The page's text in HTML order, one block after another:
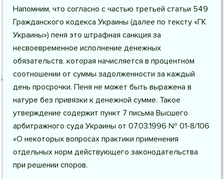
Напомним, что согласно с частью третьей статьи 549
Гражданского кодекса Украины (далее по тексту «ГК
Украины») пеня это штрафная санкция за
несвоевременное исполнение денежных
обязательств, которая начисляется в процентном
соотношении от суммы задолженности за каждый
день просрочки. Пеня не может быть выражена в
натуре без привязки к денежной сумме. Такое
утверждение содержит пункт 7 письма Высшего
арбитражного суда Украины от 07.03.1996 № 01-8/106
«О некоторых вопросах практики применения
отдельных норм действующего законодательства
при решении споров.